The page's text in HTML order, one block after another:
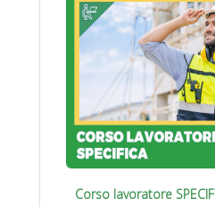
Corso lavoratore